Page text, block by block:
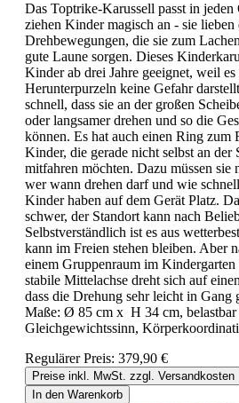
Das Toptrike-Karussell passt in jeden
ziehen Kinder magisch an - sie lieben
Drehbewegungen, die sie zum
gute Laune sorgen. Dieses
Kinder ab drei Jahre geeignet, weil
Herunterpurzeln keine Gefahr
schnell, dass sie an der großen
oder langsamer drehen und so die
können. Es hat auch einen Ring zum
Kinder, die gerade nicht selbst an der
mitfahren möchten. Dazu müssen sie
wer wann drehen darf und wie
Kinder haben auf dem Gerät Platz.
schwer, der Standort kann nach
Selbstverständlich ist es aus
kann im Freien stehen bleiben. Aber
einem Gruppenraum im
stabile Mittelachse dreht sich auf
dass die Drehung sehr leicht in Gang
Maße: Ø 85 cm x H 34 cm,
Gleichgewichtssinn,
Regulärer Preis: 379,90 €
Preise inkl. MwSt. zzgl. Versandkosten
In den Warenkorb